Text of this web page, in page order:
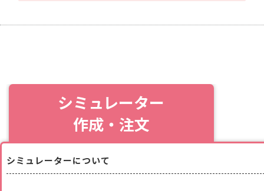
シミュレーター
作成・注文
シミュレーターについて